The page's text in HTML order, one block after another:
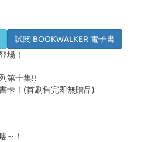
試閱 BOOKWALKER 電子書
場！
第十集!!
卡！ (首刷售完即無贈品)
～！